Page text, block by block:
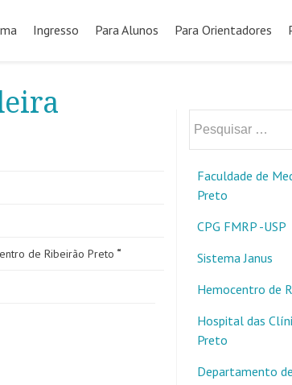
Ingresso Para Alunos Para Orientadores
de Ribeirão Preto “
por:
Faculdade de
Preto
CPG FMRP -USP
Sistema Janus
Hemocentro de
Hospital das
Preto
Departamento